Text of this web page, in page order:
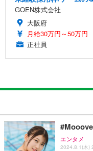
GOEN株式会社
大阪府
月給30万円～50万円
正社員
エンタメ
2024.8.1(木)